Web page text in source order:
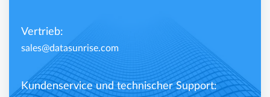
Vertrieb:
sales@datasunrise.com
Kundenservice und technischer Support: